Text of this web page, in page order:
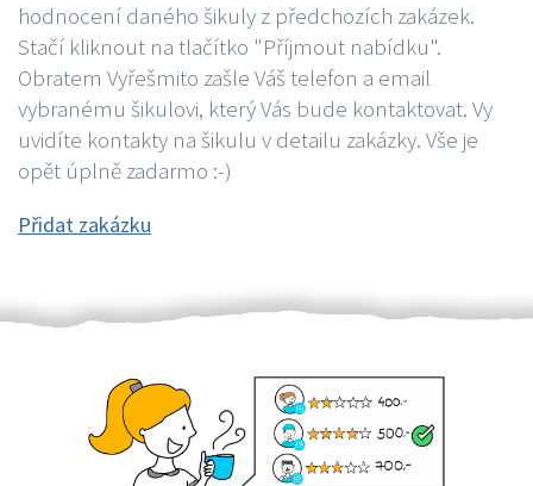
hodnocení daného šikuly z předchozích zakázek.
Stačí kliknout na tlačítko "Příjmout nabídku".
Obratem Vyřešmito zašle Váš telefon a email
vybranému šikulovi, který Vás bude kontaktovat. Vy
uvidíte kontakty na šikulu v detailu zakázky. Vše je
opět úplně zadarmo :-)
Přidat zakázku